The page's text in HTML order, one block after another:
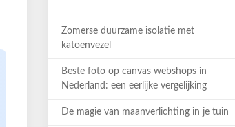
Zomerse duurzame isolatie met
katoenvezel
Beste foto op canvas webshops in
Nederland: een eerlijke vergelijking
De magie van maanverlichting in je tuin